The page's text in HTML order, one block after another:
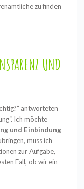
zu finden
UND
antworteten
Ich möchte
und Einbindung
muss ich
zur Aufgabe,
Fall, ob wir ein